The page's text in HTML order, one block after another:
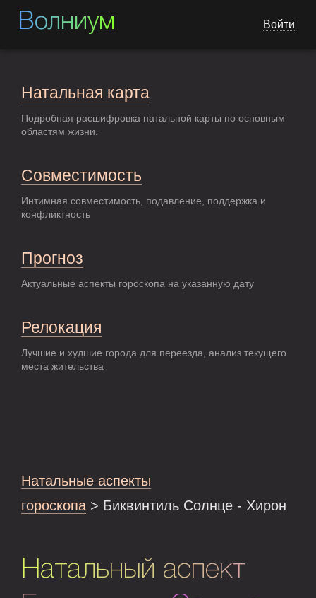
Волниум Войти
Натальная карта
Подробная расшифровка натальной карты по основным
областям жизни.
Совместимость
Интимная совместимость, подавление, поддержка и
конфликтность
Прогноз
Актуальные аспекты гороскопа на указанную дату
Релокация
Лучшие и худшие города для переезда, анализ текущего
места жительства
Натальные аспекты
гороскопа > Биквинтиль Солнце - Хирон
Натальный аспект